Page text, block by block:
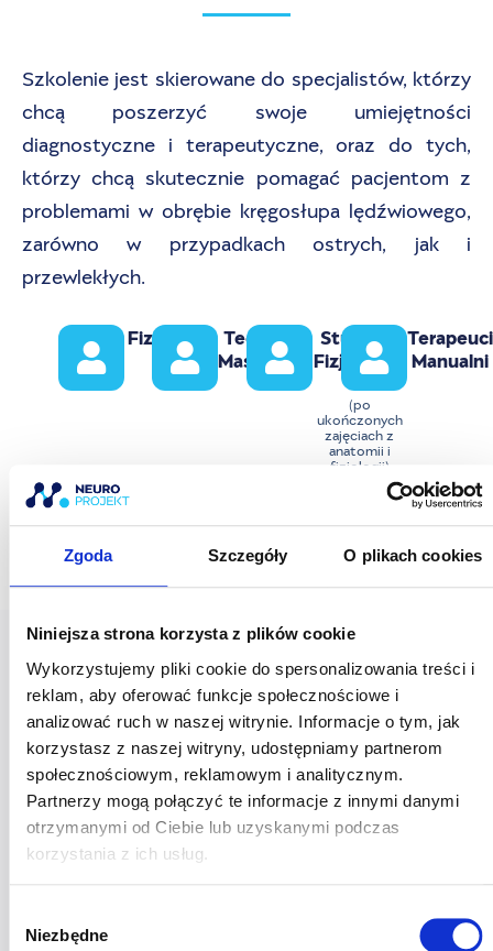
Zgoda Szczegóły O plikach cookies
Niniejsza strona korzysta z plików cookie
Wykorzystujemy pliki cookie do spersonalizowania treści i
reklam, aby oferować funkcje społecznościowe i
analizować ruch w naszej witrynie. Informacje o tym, jak
korzystasz z naszej witryny, udostępniamy partnerom
społecznościowym, reklamowym i analitycznym.
Partnerzy mogą połączyć te informacje z innymi danymi
otrzymanymi od Ciebie lub uzyskanymi podczas
korzystania z ich usług.
Niezbędne
Szkolenie jest skierowane do specjalistów, którzy
chcą poszerzyć swoje umiejętności
diagnostyczne i terapeutyczne, oraz do tych,
którzy chcą skutecznie pomagać pacjentom z
problemami w obrębie kręgosłupa lędźwiowego,
zarówno w przypadkach ostrych, jak i
przewlekłych.
Fizjoterap
Euci
Technicy
Masażyści
Studenci
Fizjoterapi
I
(po
ukończonych
zajęciach z
anatomii i
fizjologii)
Terapeuci
Manualni
Dostępne terminy
WARSZAWA
12-13 września 2026 r.
Piotr Baćmaga